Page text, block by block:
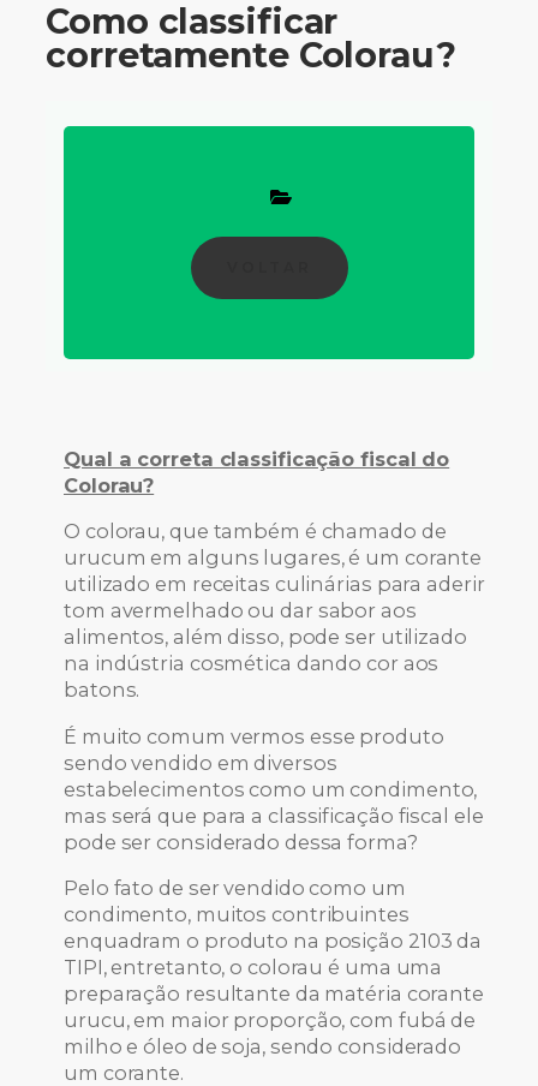
Como classificar
corretamente Colorau?
Qual a correta classificação fiscal do
Colorau?
O colorau, que também é chamado de
urucum em alguns lugares, é um corante
utilizado em receitas culinárias para aderir
tom avermelhado ou dar sabor aos
alimentos, além disso, pode ser utilizado
na indústria cosmética dando cor aos
batons.
É muito comum vermos esse produto
sendo vendido em diversos
estabelecimentos como um condimento,
mas será que para a classificação fiscal ele
pode ser considerado dessa forma?
Pelo fato de ser vendido como um
condimento, muitos contribuintes
enquadram o produto na posição 2103 da
TIPI, entretanto, o colorau é uma uma
preparação resultante da matéria corante
urucu, em maior proporção, com fubá de
milho e óleo de soja, sendo considerado
um corante.